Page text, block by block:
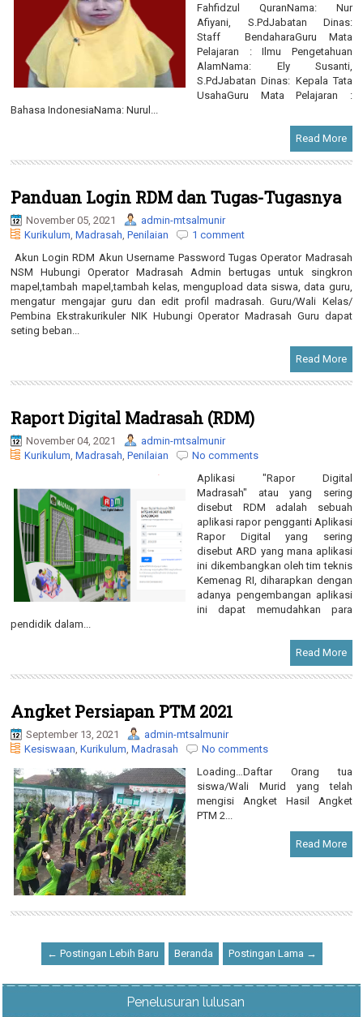
Fahfidzul QuranNama: Nur
Afiyani, S.PdJabatan Dinas:
Staff BendaharaGuru Mata
Pelajaran : Ilmu Pengetahuan
AlamNama: Ely Susanti,
S.PdJabatan Dinas: Kepala Tata
UsahaGuru Mata Pelajaran :
Bahasa IndonesiaNama: Nurul...
Read More
Panduan Login RDM dan Tugas-Tugasnya
November 05, 2021
admin-mtsalmunir
Kurikulum ,Madrasah ,Penilaian
1 comment
Akun Login RDM Akun Username Password Tugas Operator Madrasah
NSM Hubungi Operator Madrasah Admin bertugas untuk singkron
mapel,tambah mapel,tambah kelas, mengupload data siswa, data guru,
mengatur mengajar guru dan edit profil madrasah. Guru/Wali Kelas/
Pembina Ekstrakurikuler NIK Hubungi Operator Madrasah Guru dapat
seting beban...
Read More
Raport Digital Madrasah (RDM)
November 04, 2021
admin-mtsalmunir
Kurikulum ,Madrasah ,Penilaian
No comments
Aplikasi "Rapor Digital
Madrasah" atau yang sering
disebut RDM adalah sebuah
aplikasi rapor pengganti Aplikasi
Rapor Digital yang sering
disebut ARD yang mana aplikasi
ini dikembangkan oleh tim teknis
Kemenag RI, diharapkan dengan
adanya pengembangan aplikasi
ini dapat memudahkan para
pendidik dalam...
Read More
Angket Persiapan PTM 2021
September 13, 2021
admin-mtsalmunir
Kesiswaan ,Kurikulum ,Madrasah
No comments
Loading…Daftar Orang tua
siswa/Wali Murid yang telah
mengisi Angket Hasil Angket
PTM 2...
Read More
← Postingan Lebih Baru Beranda Postingan Lama →
Penelusuran lulusan